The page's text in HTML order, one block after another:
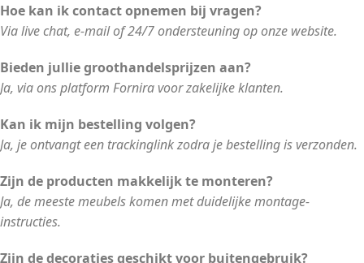
Hoe kan ik contact opnemen bij vragen?
Via live chat, e-mail of 24/7 ondersteuning op onze website.
Bieden jullie groothandelsprijzen aan?
Ja, via ons platform Fornira voor zakelijke klanten.
Kan ik mijn bestelling volgen?
Ja, je ontvangt een trackinglink zodra je bestelling is verzonden.
Zijn de producten makkelijk te monteren?
Ja, de meeste meubels komen met duidelijke montage-
instructies.
Zijn de decoraties geschikt voor buitengebruik?